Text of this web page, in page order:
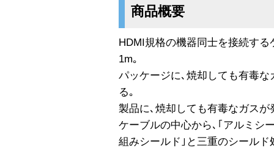
商品概要
HDMI規格の機器同士を接続する
1m｡
パッケージに､焼却しても有毒
る｡
製品に､焼却しても有毒なガス
ケーブルの中心から､｢アルミ
組みシールド｣と三重のシール